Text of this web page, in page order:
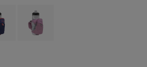
type of Black.
swatch type of Deep Sea.
Product swatch type of Lavender.